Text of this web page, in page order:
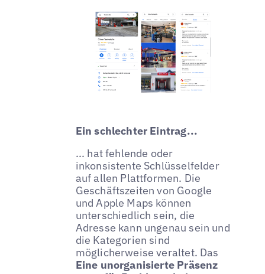
Ein schlechter Eintrag...
... hat fehlende oder
inkonsistente Schlüsselfelder
auf allen Plattformen. Die
Geschäftszeiten von Google
und Apple Maps können
unterschiedlich sein, die
Adresse kann ungenau sein und
die Kategorien sind
möglicherweise veraltet. Das
Eine unorganisierte Präsenz